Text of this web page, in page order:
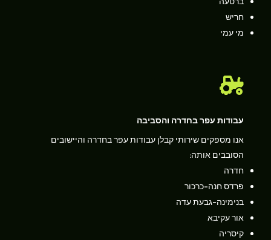
חריש
מי עמי

עבודות עפר בחדרה והסביבה
אנו מספקים שירותי קבלן עבודות עפר בחדרה והיישובים
הסובבים אותה:
חדרה
פרדס חנה-כרכור
בנימינה-גבעת עדה
אור עקיבא
קיסריה